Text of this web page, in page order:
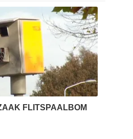
FLITSPAALBOM